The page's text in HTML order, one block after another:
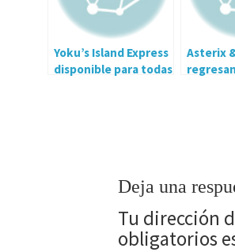
Yoku’s Island Express
disponible para todas
Asterix
Deja una
Tu dirección
obligatorios